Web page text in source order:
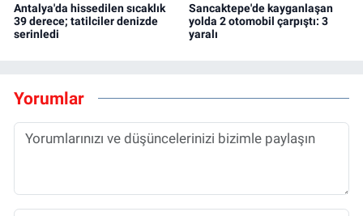
Antalya'da hissedilen sıcaklık
39 derece; tatilciler denizde
serinledi
Sancaktepe'de kayganlaşan
yolda 2 otomobil çarpıştı: 3
yaralı
Yorumlar